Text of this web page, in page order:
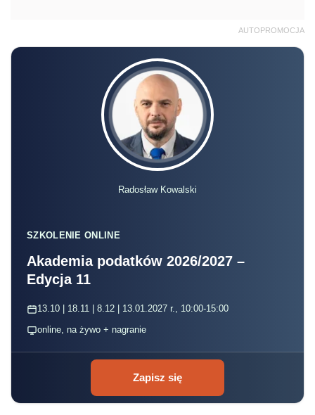
AUTOPROMOCJA
Radosław Kowalski
SZKOLENIE ONLINE
Akademia podatków 2026/2027 –
Edycja 11
13.10 | 18.11 | 8.12 | 13.01.2027 r., 10:00-15:00
online, na żywo + nagranie
Zapisz się